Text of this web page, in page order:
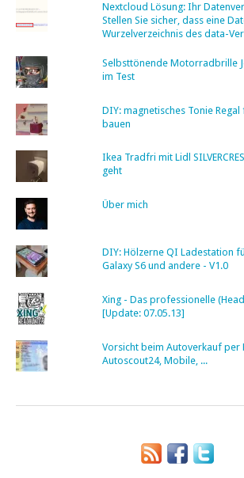
Nextcloud Lösung: Ihr
Stellen Sie sicher, dass eine
Wurzelverzeichnis des data-
Selbsttönende Motorradbrille
im Test
DIY: magnetisches Tonie
bauen
Ikea Tradfri mit Lidl
geht
Über mich
DIY: Hölzerne QI Ladestation
Galaxy S6 und andere - V1.0
Xing - Das professionelle
[Update: 07.05.13]
Vorsicht beim Autoverkauf per
Autoscout24, Mobile, ...